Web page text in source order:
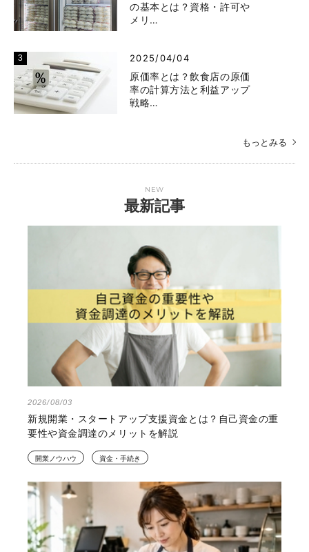
の基本とは？資格・許可や
メリ…
2025/04/04
原価率とは？飲食店の原価
率の計算方法と利益アップ
戦略…
もっとみる
NEW
最新記事
2026/08/03
新規開業・スタートアップ支援資金とは？自己資金の重
要性や資金調達のメリットを解説
開業ノウハウ 資金・手続き